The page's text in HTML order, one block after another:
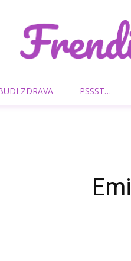
ZDRAVA PSSST…